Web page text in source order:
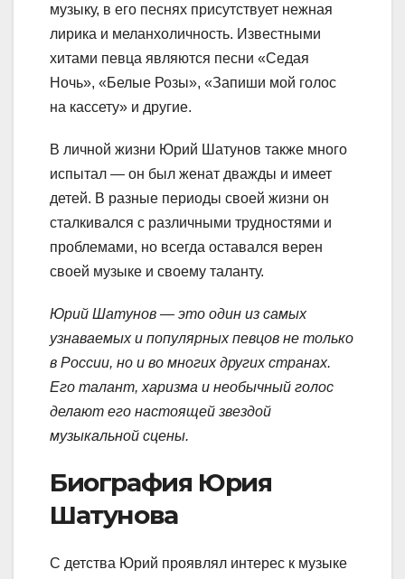
музыку, в его песнях присутствует нежная
лирика и меланхоличность. Известными
хитами певца являются песни «Седая
Ночь», «Белые Розы», «Запиши мой голос
на кассету» и другие.
В личной жизни Юрий Шатунов также много
испытал — он был женат дважды и имеет
детей. В разные периоды своей жизни он
сталкивался с различными трудностями и
проблемами, но всегда оставался верен
своей музыке и своему таланту.
Юрий Шатунов — это один из самых
узнаваемых и популярных певцов не только
в России, но и во многих других странах.
Его талант, харизма и необычный голос
делают его настоящей звездой
музыкальной сцены.
Биография Юрия
Шатунова
С детства Юрий проявлял интерес к музыке